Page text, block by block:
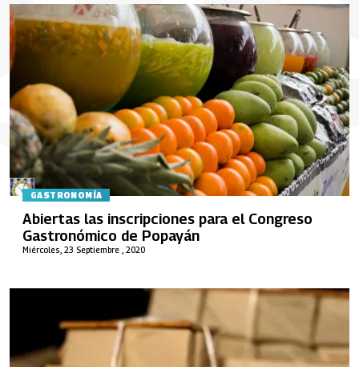
GASTRONOMÍA
Miércoles, 23 Septiembre , 2020
Abiertas las inscripciones para el Congreso
Gastronómico de Popayán